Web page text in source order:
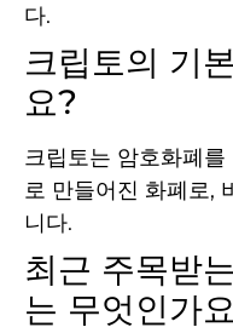
다.
크립토의 기
요?
크립토는 암호화폐
로 만들어진 화폐로,
니다.
최근 주목받
는 무엇인가